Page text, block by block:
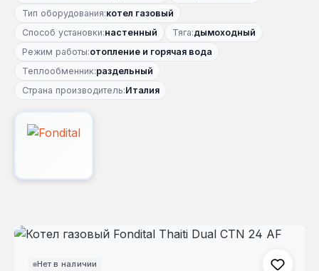
Тип оборудования:котел газовый
Способ установки:настенный Тяга:дымоходный
Режим работы:отопление и горячая вода
Теплообменник:раздельный
Страна производитель:Италия
Нет в наличии
Пропустить галерею изображений